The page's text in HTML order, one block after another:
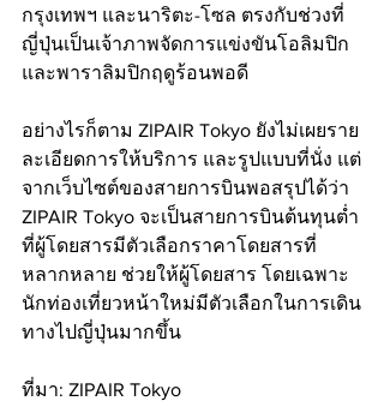
กรุงเทพฯ และนาริตะ-โซล ตรงกับช่วงที่
ญี่ปุ่นเป็นเจ้าภาพจัดการแข่งขันโอลิมปิก
และพาราลิมปิกฤดูร้อนพอดี
อย่างไรก็ตาม ZIPAIR Tokyo ยังไม่เผยราย
ละเอียดการให้บริการ และรูปแบบที่นั่ง แต่
จากเว็บไซต์ของสายการบินพอสรุปได้ว่า
ZIPAIR Tokyo จะเป็นสายการบินต้นทุนต่ำ
ที่ผู้โดยสารมีตัวเลือกราคาโดยสารที่
หลากหลาย ช่วยให้ผู้โดยสาร โดยเฉพาะ
นักท่องเที่ยวหน้าใหม่มีตัวเลือกในการเดิน
ทางไปญี่ปุ่นมากขึ้น
ที่มา: ZIPAIR Tokyo